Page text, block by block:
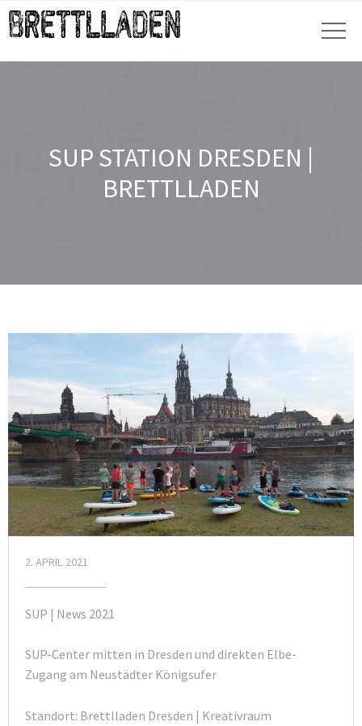
SUP STATION DRESDEN |
BRETTLLADEN
2. APRIL 2021
SUP | News 2021
SUP-Center mitten in Dresden und direkten Elbe-
Zugang am Neustädter Königsufer
Standort: Brettlladen Dresden | Kreativraum